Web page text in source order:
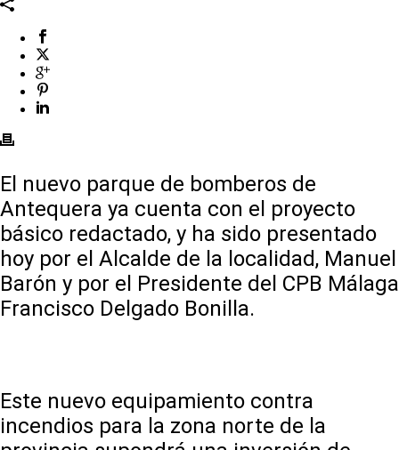
El nuevo parque de bomberos de
Antequera ya cuenta con el proyecto
básico redactado, y ha sido presentado
hoy por el Alcalde de la localidad, Manuel
Barón y por el Presidente del CPB Málaga
Francisco Delgado Bonilla.
Este nuevo equipamiento contra
incendios para la zona norte de la